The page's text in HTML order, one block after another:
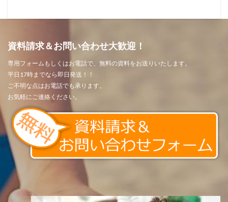
資料請求＆お問い合わせ大歓迎！
専用フォームもしくはお電話で、無料の資料をお送りいたします。
平日17時までなら即日発送！！
ご不明な点はお電話でも承ります。
お気軽にご連絡ください。